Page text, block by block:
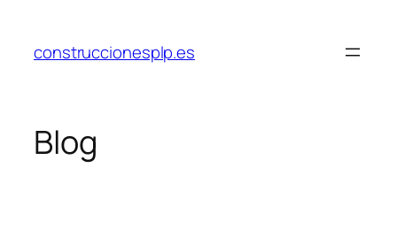
contenido
construccionesplp.es
Blog